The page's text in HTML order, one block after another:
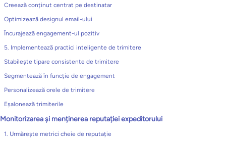
Creează conținut centrat pe destinatar
Optimizează designul email-ului
Încurajează engagement-ul pozitiv
5. Implementează practici inteligente de trimitere
Stabilește tipare consistente de trimitere
Segmentează în funcție de engagement
Personalizează orele de trimitere
Eșalonează trimiterile
Monitorizarea și menținerea reputației expeditorului
1. Urmărește metrici cheie de reputație